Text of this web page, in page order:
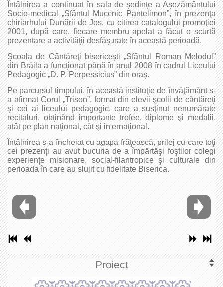
Întâlnirea a continuat în sala de şedinţe a Aşezământului
Socio-medical „Sfântul Mucenic Pantelimon”, în prezenţa
chiriarhului Dunării de Jos, cu citirea catalogului promoţiei
2001, după care, fiecare membru apelat a făcut o scurtă
prezentare a activităţii desfăşurate în această perioadă.
Şcoala de Cântăreţi bisericeşti „Sfântul Roman Melodul”
din Brăila a funcţionat până în anul 2008 în cadrul Liceului
Pedagogic „D. P. Perpessicius” din oraş.
Pe parcursul timpului, în această instituţie de învăţământ s-
a afirmat Corul „Trison”, format din elevii şcolii de cântăreţi
şi cei ai liceului pedagogic, care a susţinut nenumărate
recitaluri, obţinând importante trofee, diplome şi medalii,
atât pe plan naţional, cât şi internaţional.
Întâlnirea s-a încheiat cu agapa frăţească, prilej cu care toţi
cei prezenţi au avut bucuria de a împărtăşi foştilor colegi
experienţe misionare, social-filantropice şi culturale din
perioada în care au slujit cu fidelitate Biserica.
Proiect